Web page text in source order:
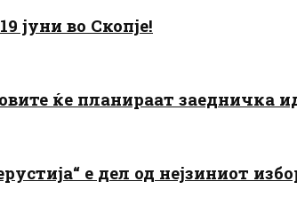
јуни во Скопје!
ќе планираат заедничка
е дел од нејзиниот